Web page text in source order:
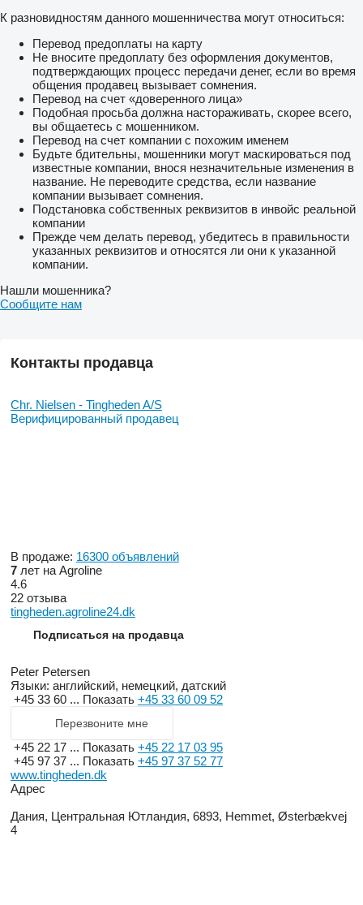
К разновидностям данного мошенничества могут относиться:
Перевод предоплаты на карту
Не вносите предоплату без оформления документов,
подтверждающих процесс передачи денег, если во время
общения продавец вызывает сомнения.
Перевод на счет «доверенного лица»
Подобная просьба должна настораживать, скорее всего,
вы общаетесь с мошенником.
Перевод на счет компании с похожим именем
Будьте бдительны, мошенники могут маскироваться под
известные компании, внося незначительные изменения в
название. Не переводите средства, если название
компании вызывает сомнения.
Подстановка собственных реквизитов в инвойс реальной
компании
Прежде чем делать перевод, убедитесь в правильности
указанных реквизитов и относятся ли они к указанной
компании.
Нашли мошенника?
Сообщите нам
Контакты продавца
Chr. Nielsen - Tingheden A/S
Верифицированный продавец
В продаже: 16300 объявлений
7 лет на Agroline
4.6
22 отзыва
tingheden.agroline24.dk
Подписаться на продавца
Peter Petersen
Языки: английский, немецкий, датский
+45 33 60 ... Показать +45 33 60 09 52
Перезвоните мне
+45 22 17 ... Показать +45 22 17 03 95
+45 97 37 ... Показать +45 97 37 52 77
www.tingheden.dk
Адрес
Дания, Центральная Ютландия, 6893, Hemmet, Østerbækvej
4